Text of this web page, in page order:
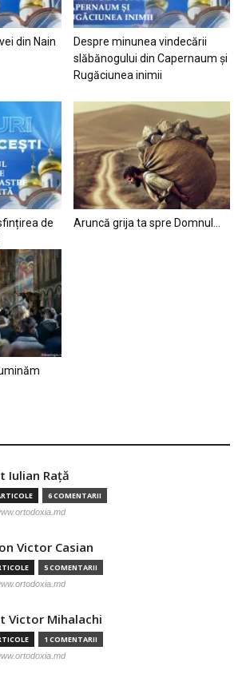
din Nain
Despre minunea vindecării
slăbănogului din Capernaum și
Rugăciunea inimii
de
Aruncă grija ta spre Domnul…
Iulian Raţă
6 COMENTARII
Victor Casian
5 COMENTARII
Victor Mihalachi
1 COMENTARII